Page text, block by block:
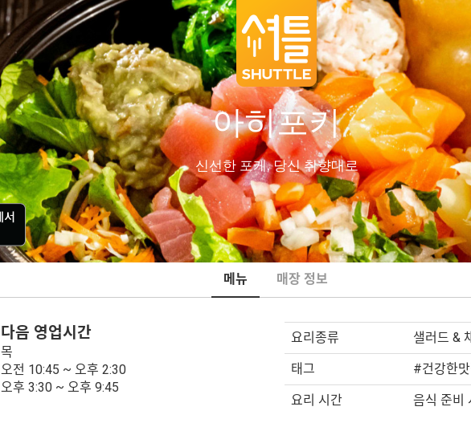
아히포키
신선한 포케, 당신 취향대로
메뉴 매장 정보
다음 영업시간
목
오전 10:45 ~ 오후 2:30
오후 3:30 ~ 오후 9:45
요리종류 샐러드 &
태그 #건강한
요리 시간 음식 준비